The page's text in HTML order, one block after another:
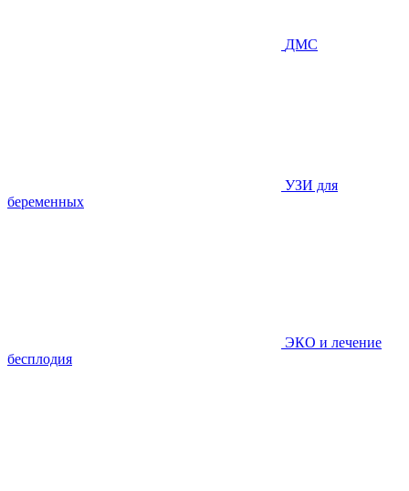
ДМС
УЗИ для
беременных
ЭКО и лечение
бесплодия